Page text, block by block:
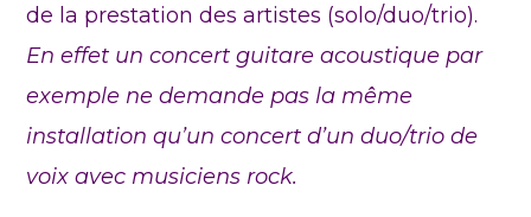
de la prestation des artistes (solo/duo/trio).
En effet un concert guitare acoustique par
exemple ne demande pas la même
installation qu’un concert d’un duo/trio de
voix avec musiciens rock.